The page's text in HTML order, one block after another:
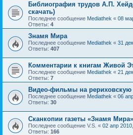
Библиография трудов А.П.
скачать)
Последнее сообщение Mediathek « 08
Ответы: 4
Знамя Мира
Последнее сообщение Mediathek « 31
Ответы: 407
Комментарии к книгам Живой
Последнее сообщение Mediathek « 21
Ответы: 7
Видео-фильмы на рериховскую
Последнее сообщение Mediathek « 06
Ответы: 30
Сканкопии газеты «Знамя
Последнее сообщение V.S. « 02 апр
Ответы: 166